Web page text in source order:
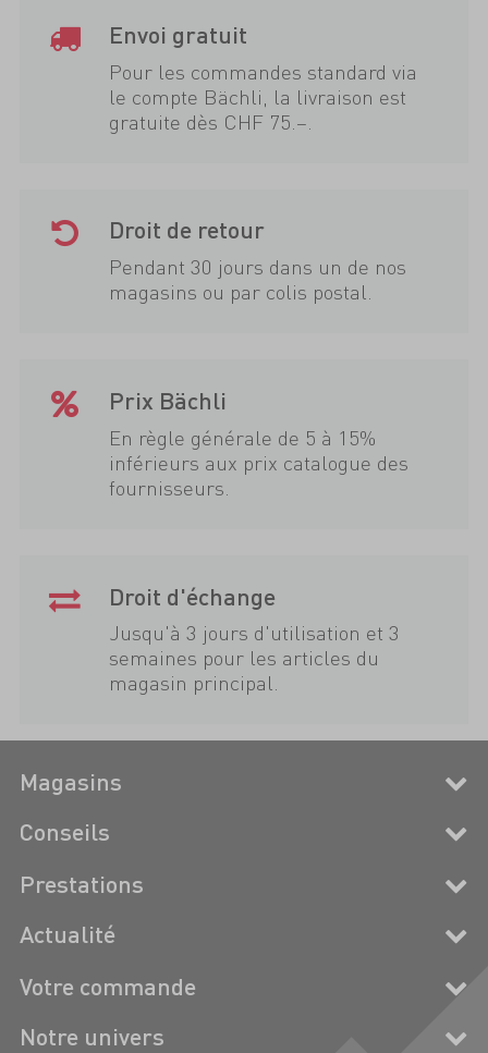
Envoi gratuit
Pour les commandes standard via
le compte Bächli, la livraison est
gratuite dès CHF 75.–.
Droit de retour
Pendant 30 jours dans un de nos
magasins ou par colis postal.
Prix Bächli
En règle générale de 5 à 15%
inférieurs aux prix catalogue des
fournisseurs.
Droit d'échange
Jusqu'à 3 jours d'utilisation et 3
semaines pour les articles du
magasin principal.
Magasins
Conseils
Prestations
Actualité
Votre commande
Notre univers